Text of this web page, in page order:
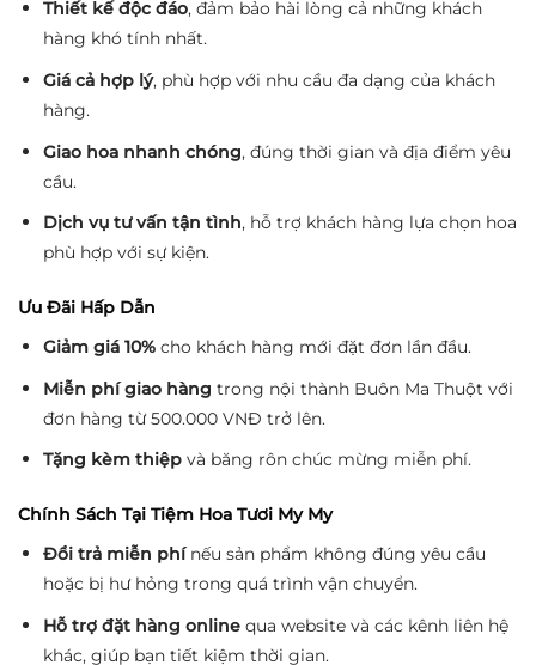
Thiết kế độc đáo, đảm bảo hài lòng cả những khách
hàng khó tính nhất.
Giá cả hợp lý, phù hợp với nhu cầu đa dạng của khách
hàng.
Giao hoa nhanh chóng, đúng thời gian và địa điểm yêu
cầu.
Dịch vụ tư vấn tận tình, hỗ trợ khách hàng lựa chọn hoa
phù hợp với sự kiện.
Ưu Đãi Hấp Dẫn
Giảm giá 10%cho khách hàng mới đặt đơn lần đầu.
Miễn phí giao hàng trong nội thành Buôn Ma Thuột với
đơn hàng từ 500.000 VNĐ trở lên.
Tặng kèm thiệpvà băng rôn chúc mừng miễn phí.
Chính Sách Tại Tiệm Hoa Tươi My My
Đổi trả miễn phínếu sản phẩm không đúng yêu cầu
hoặc bị hư hỏng trong quá trình vận chuyển.
Hỗ trợ đặt hàng onlinequa website và các kênh liên hệ
khác, giúp bạn tiết kiệm thời gian.